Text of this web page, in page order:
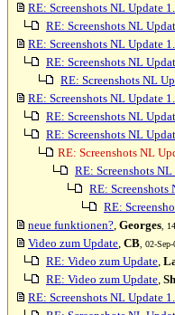
RE: Screenshots NL Update
RE: Screenshots NL
RE: Screenshots NL Update
RE: Screenshots NL
RE: Screenshots NL
RE: Screenshots NL Update
RE: Screenshots NL
RE: Screenshots NL
RE: Screenshots NL
RE: Screenshots
RE: Screenshots
RE:
neue funktionen?, Georges ,
Video zum Update, CB , 02-
RE: Video zum Update,
RE: Video zum Update,
RE: Screenshots NL Update